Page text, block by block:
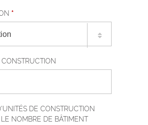
*
DE CONSTRUCTION
NOMBRE DE BÂTIMENT